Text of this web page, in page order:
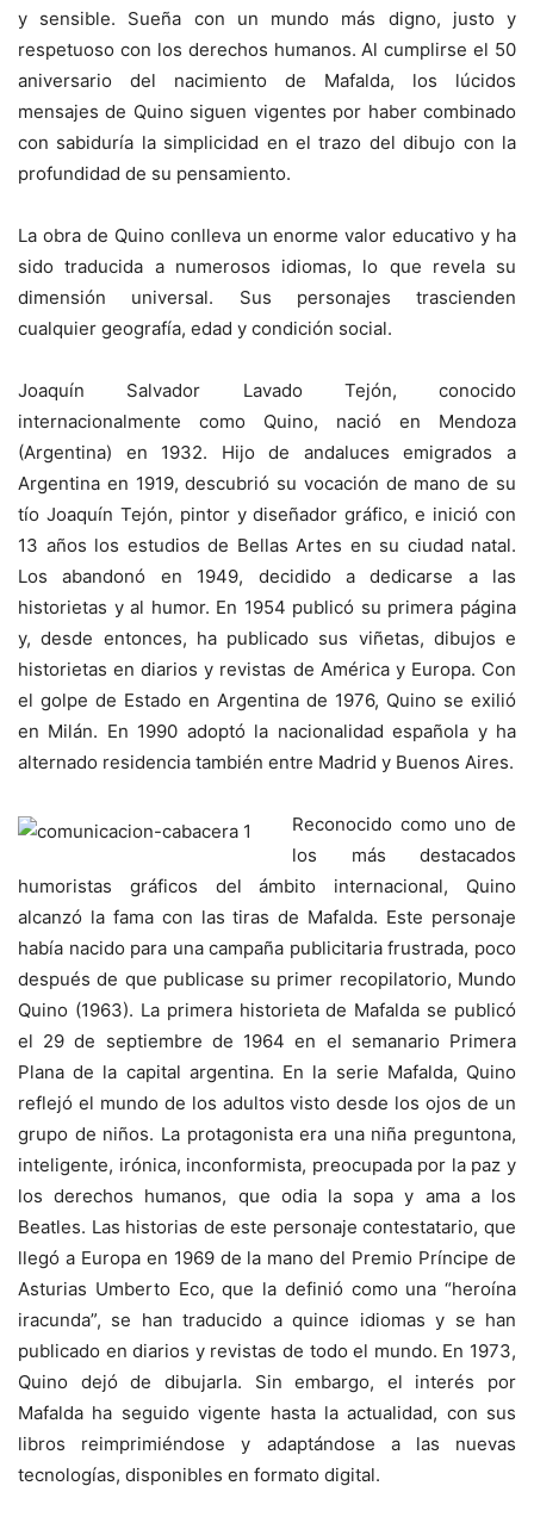
y sensible. Sueña con un mundo más digno, justo y
respetuoso con los derechos humanos. Al cumplirse el 50
aniversario del nacimiento de Mafalda, los lúcidos
mensajes de Quino siguen vigentes por haber combinado
con sabiduría la simplicidad en el trazo del dibujo con la
profundidad de su pensamiento.
La obra de Quino conlleva un enorme valor educativo y ha
sido traducida a numerosos idiomas, lo que revela su
dimensión universal. Sus personajes trascienden
cualquier geografía, edad y condición social.
Joaquín Salvador Lavado Tejón, conocido
internacionalmente como Quino, nació en Mendoza
(Argentina) en 1932. Hijo de andaluces emigrados a
Argentina en 1919, descubrió su vocación de mano de su
tío Joaquín Tejón, pintor y diseñador gráfico, e inició con
13 años los estudios de Bellas Artes en su ciudad natal.
Los abandonó en 1949, decidido a dedicarse a las
historietas y al humor. En 1954 publicó su primera página
y, desde entonces, ha publicado sus viñetas, dibujos e
historietas en diarios y revistas de América y Europa. Con
el golpe de Estado en Argentina de 1976, Quino se exilió
en Milán. En 1990 adoptó la nacionalidad española y ha
alternado residencia también entre Madrid y Buenos Aires.
Reconocido como uno de
los más destacados
humoristas gráficos del ámbito internacional, Quino
alcanzó la fama con las tiras de Mafalda. Este personaje
había nacido para una campaña publicitaria frustrada, poco
después de que publicase su primer recopilatorio, Mundo
Quino (1963). La primera historieta de Mafalda se publicó
el 29 de septiembre de 1964 en el semanario Primera
Plana de la capital argentina. En la serie Mafalda, Quino
reflejó el mundo de los adultos visto desde los ojos de un
grupo de niños. La protagonista era una niña preguntona,
inteligente, irónica, inconformista, preocupada por la paz y
los derechos humanos, que odia la sopa y ama a los
Beatles. Las historias de este personaje contestatario, que
llegó a Europa en 1969 de la mano del Premio Príncipe de
Asturias Umberto Eco, que la definió como una “heroína
iracunda”, se han traducido a quince idiomas y se han
publicado en diarios y revistas de todo el mundo. En 1973,
Quino dejó de dibujarla. Sin embargo, el interés por
Mafalda ha seguido vigente hasta la actualidad, con sus
libros reimprimiéndose y adaptándose a las nuevas
tecnologías, disponibles en formato digital.